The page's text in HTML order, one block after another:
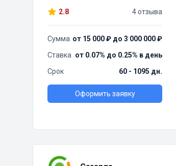
2.8 4 отзыва
Сумма от 15 000 ₽ до 3 000 000 ₽
Ставка от 0.07% до 0.25% в день
Срок
60 - 1095 дн.
Оформить заявку